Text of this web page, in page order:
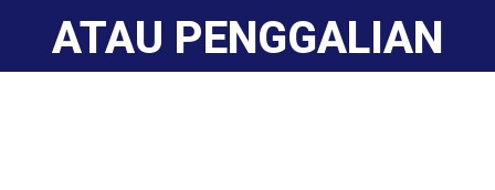
ATAU PENGGALIAN